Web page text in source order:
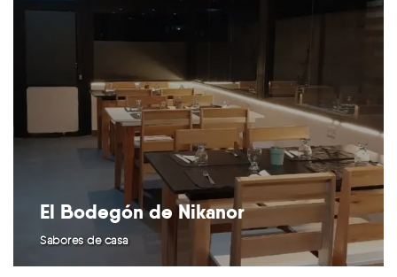
El Bodegón de Nikanor
Sabores de casa